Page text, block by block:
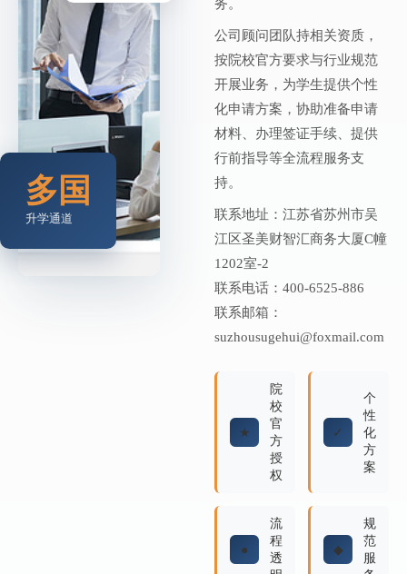
多国
升学通道
务。
公司顾问团队持相关资质，
按院校官方要求与行业规范
开展业务，为学生提供个性
化申请方案，协助准备申请
材料、办理签证手续、提供
行前指导等全流程服务支
持。
联系地址：江苏省苏州市吴
江区圣美财智汇商务大厦C幢
1202室-2
联系电话：400-6525-886
联系邮箱：
suzhousugehui@foxmail.com
★
院
校
官
方
授
权
✓
个
性
化
方
案
●
流
程
透
◆
规
范
服